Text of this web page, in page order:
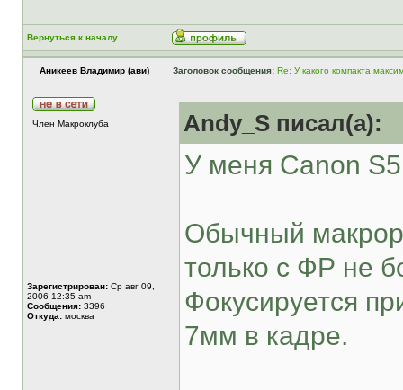
Вернуться к началу
Аникеев Владимир (ави) Заголовок сообщения: Re: У какого компакта
Член Макроклуба
Зарегистрирован: Ср авг 09,
2006 12:35 am
Сообщения: 3396
Откуда: москва
Andy_S писал(а):
У меня Canon
Обычный
только с ФР не
Фокусируется
7мм в кадре.